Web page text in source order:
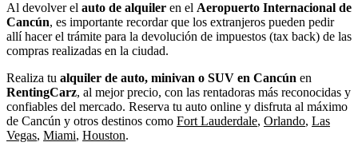
Al devolver el auto de alquiler en el Aeropuerto Internacional de
Cancún, es importante recordar que los extranjeros pueden pedir
allí hacer el trámite para la devolución de impuestos (tax back) de las
compras realizadas en la ciudad.
Realiza tu alquiler de auto, minivan o SUV en Cancún en
RentingCarz, al mejor precio, con las rentadoras más reconocidas y
confiables del mercado. Reserva tu auto online y disfruta al máximo
de Cancún y otros destinos como Fort Lauderdale, Orlando, Las
Vegas, Miami, Houston.